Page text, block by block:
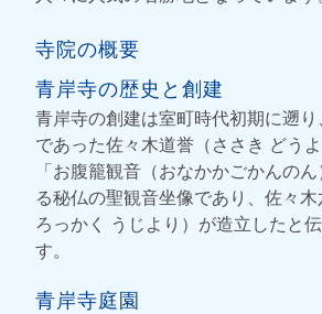
寺院の概要
青岸寺の歴史と創建
青岸寺の創建は室町時代初期に遡
であった佐々木道誉（ささき どう
「お腹籠観音（おなかかごかんの
る秘仏の聖観音坐像であり、佐々
ろっかく うじより）が造立したと
す。
青岸寺庭園